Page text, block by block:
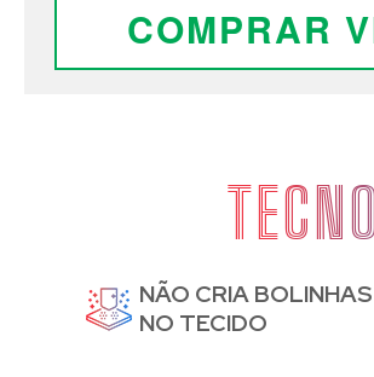
COMPRAR
NÃO CRIA BOLINHAS
NO TECIDO